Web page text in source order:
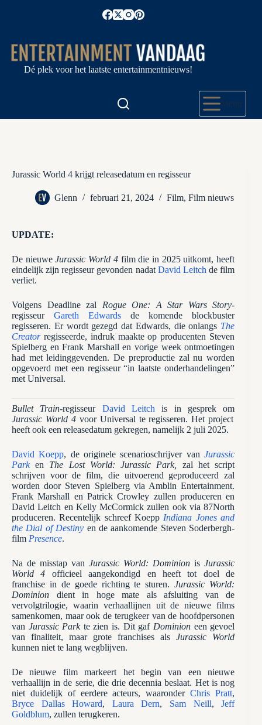
Dé plek voor het laatste entertainmentnieuws!
Menu
Jurassic World 4 krijgt releasedatum en regisseur
Glenn februari 21, 2024 Film, Film nieuws
UPDATE:
De nieuweJurassic World 4film die in 2025 uitkomt, heeft
eindelijk zijn regisseur gevonden nadat David Leitch de film
verliet.
Volgens Deadline zal Rogue One: A Star Wars Story-
regisseurGareth Edwards de komende blockbuster
regisseren. Er wordt gezegd dat Edwards, die onlangs The
Creatorregisseerde, indruk maakte op producenten Steven
Spielberg en Frank Marshall en vorige week ontmoetingen
had met leidinggevenden. De preproductie zal nu worden
opgevoerd met een regisseur “in laatste onderhandelingen”
met Universal.
Bullet Train-regisseur David Leitch is in gesprek om
Jurassic World 4voor Universal te regisseren. Het project
heeft ook een releasedatum gekregen, namelijk 2 juli 2025.
David Koepp, de originele scenarioschrijver vanJurassic
Parken The Lost World: Jurassic Park,
zal het script
schrijven voor de film, die uitvoerend geproduceerd zal
worden door Steven Spielberg via Amblin Entertainment.
Frank Marshall en Patrick Crowley zullen produceren en
David Leitch en Kelly McCormick zullen ook via 87North
produceren. Recentelijk schreef Koepp Indiana Jones and
the Dial of Destiny en de aankomende Steven Soderbergh-
film Presence.
Na de misstap van Jurassic World: Dominion isJurassic
World 4 officieel aangekondigd en heeft tot doel de
franchise in de goede richting te sturen.Jurassic World:
Dominion dient in hoge mate als afsluiting van de
vervolgtrilogie, waarin verhaallijnen uit de nieuwe films
samenkomen, maar ook de terugkeer van de hoofdpersonen
van Jurassic Parkte zien is. Dit gaf Dominioneen gevoel
van finaliteit, maar grote franchises alsJurassic World
kunnen niet te lang wegblijven.
De nieuwe film markeert het begin van een nieuwe
verhaallijn in de serie, die drie decennia beslaat. Het is nog
niet duidelijk of eerdere acteurs, waaronderChris Pratt,
Bryce Dallas Howard, Laura Dern, Sam Neill,Jeff
Goldblum, zullen terugkeren.